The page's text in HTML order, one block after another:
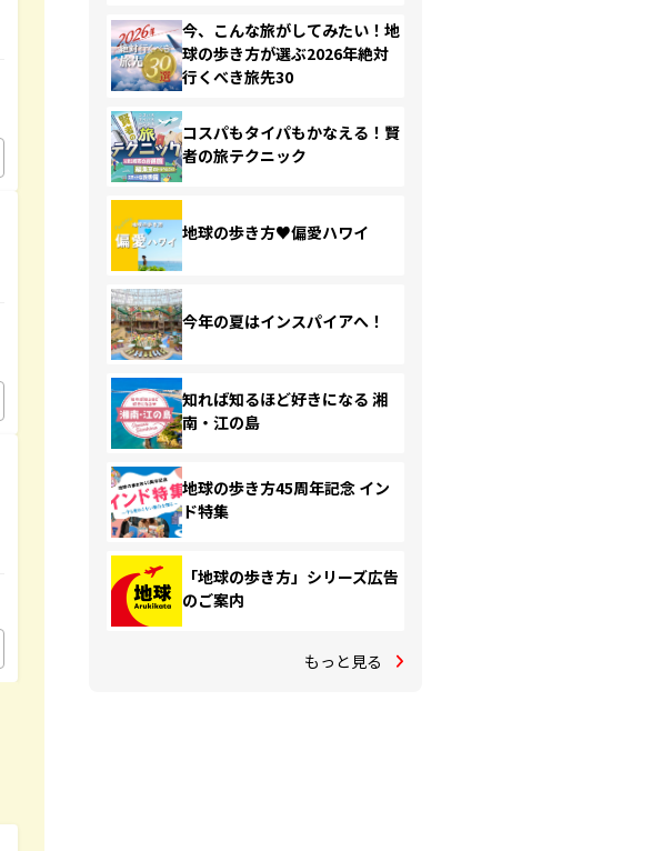
今、こんな旅がしてみたい！地
球の歩き方が選ぶ2026年絶対
行くべき旅先30
コスパもタイパもかなえる！賢
者の旅テクニック
地球の歩き方♥偏愛ハワイ
今年の夏はインスパイアへ！
知れば知るほど好きになる 湘
南・江の島
地球の歩き方45周年記念 イン
ド特集
「地球の歩き方」シリーズ広告
のご案内
もっと見る